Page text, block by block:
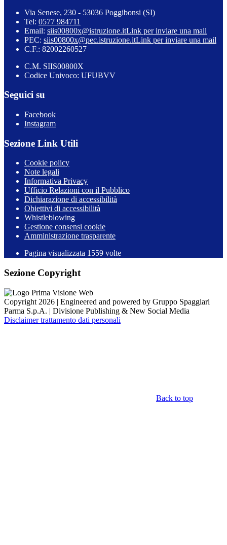
Via Senese, 230 - 53036 Poggibonsi (SI)
Tel: 0577 984711
Email: siis00800x@istruzione.itLink per inviare una mail
PEC: siis00800x@pec.istruzione.itLink per inviare una mail
C.F.: 82002260527
C.M. SIIS00800X
Codice Univoco: UFUBVV
Seguici su
Facebook
Instagram
Sezione Link Utili
Cookie policy
Note legali
Informativa Privacy
Ufficio Relazioni con il Pubblico
Dichiarazione di accessibilità
Obiettivi di accessibilità
Whistleblowing
Gestione consensi cookie
Amministrazione trasparente
Pagina visualizzata 1559 volte
Sezione Copyright
Copyright 2026 | Engineered and powered by Gruppo Spaggiari
Parma S.p.A. | Divisione Publishing & New Social Media
Disclaimer trattamento dati personali
Back to top